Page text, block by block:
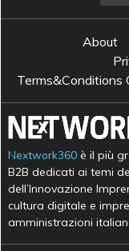
About
Terms&Conditions
Nextwork360 è il più
B2B dedicati ai temi
dell’Innovazione
cultura digitale e
amministrazioni